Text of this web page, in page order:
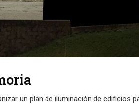
un plan de iluminación de edificios